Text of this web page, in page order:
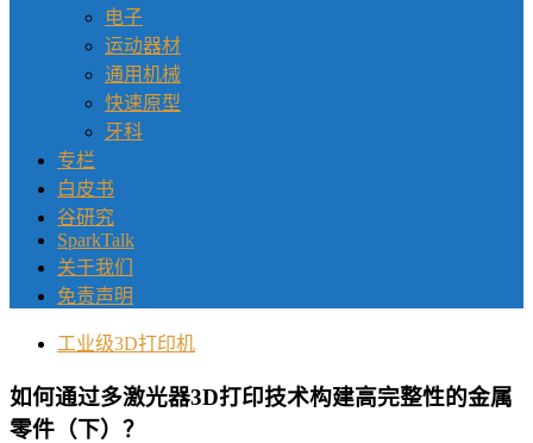
电子
运动器材
通用机械
快速原型
牙科
专栏
白皮书
谷研究
SparkTalk
关于我们
免责声明
工业级3D打印机
如何通过多激光器3D打印技术构建高完整性的金属
零件（下）？